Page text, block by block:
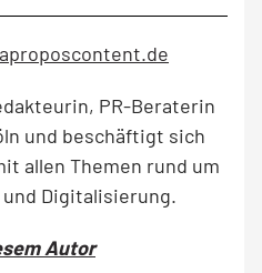
PR-Beraterin
und beschäftigt sich
allen Themen rund um
Digitalisierung.
Autor